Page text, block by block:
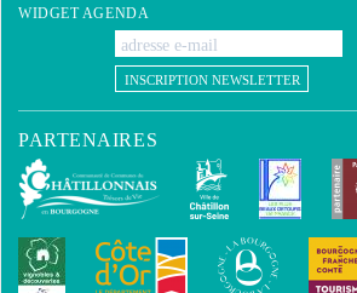
WIDGET AGENDA
INSCRIPTION NEWSLETTER
PARTENAIRES